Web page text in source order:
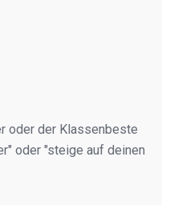
oder der Klassenbeste
oder "steige auf deinen